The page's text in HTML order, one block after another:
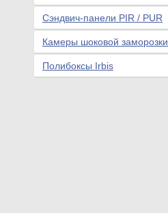
Сэндвич-панели PIR / PUR
Камеры шоковой заморозки
Полибоксы Irbis